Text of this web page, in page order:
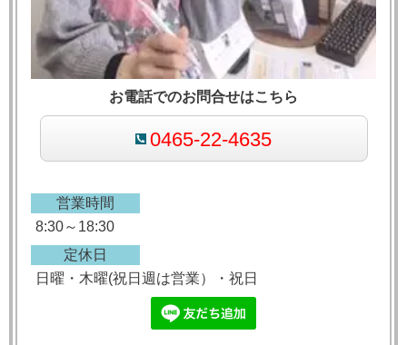
お電話でのお問合せはこちら
0465-22-4635
営業時間
8:30～18:30
定休日
日曜・木曜(祝日週は営業）・祝日